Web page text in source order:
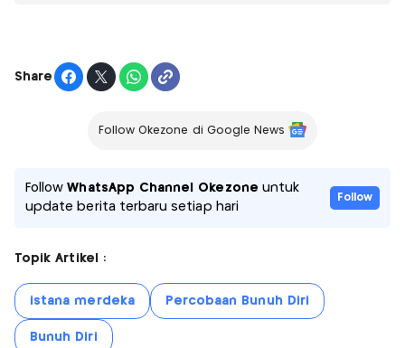
Share
Follow Okezone di Google News
FollowWhatsApp Channel Okezone untuk
update berita terbaru setiap hari
Follow
Topik Artikel :
istana merdeka Percobaan Bunuh Diri
Bunuh Diri